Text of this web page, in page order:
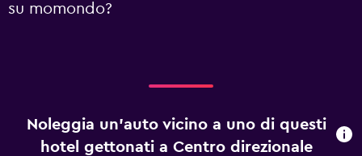
su momondo?
Noleggia un'auto vicino a uno di questi
hotel gettonati a Centro direzionale